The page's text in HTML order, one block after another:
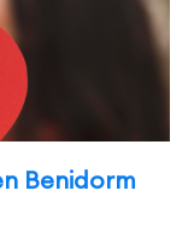
Benidorm